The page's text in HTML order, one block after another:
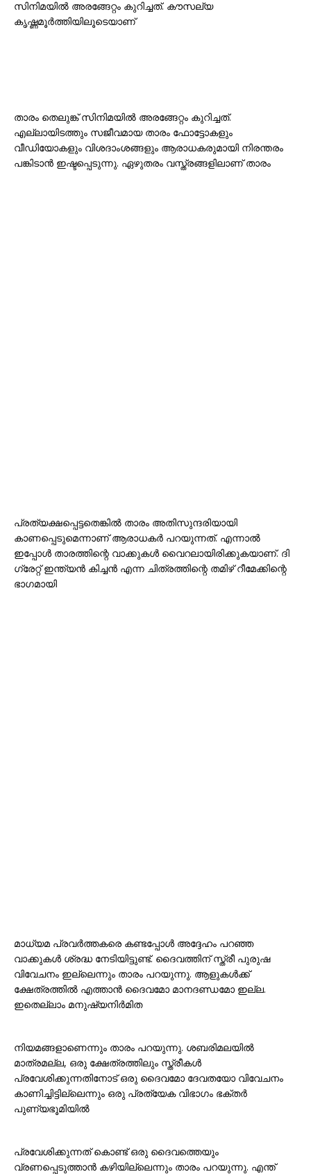
സിനിമയിൽ അരങ്ങേറ്റം കുറിച്ചത്. കൗസല്യ
കൃഷ്ണമൂർത്തിയിലൂടെയാണ്
താരം തെലുങ്ക് സിനിമയിൽ അരങ്ങേറ്റം കുറിച്ചത്.
എല്ലായിടത്തും സജീവമായ താരം ഫോട്ടോകളും
വീഡിയോകളും വിശദാംശങ്ങളും ആരാധകരുമായി നിരന്തരം
പങ്കിടാൻ ഇഷ്ടപ്പെടുന്നു. ഏഴുതരം വസ്ത്രങ്ങളിലാണ് താരം
പ്രത്യക്ഷപ്പെട്ടതെങ്കിൽ താരം അതിസുന്ദരിയായി
കാണപ്പെടുമെന്നാണ് ആരാധകർ പറയുന്നത്. എന്നാൽ
ഇപ്പോൾ താരത്തിന്റെ വാക്കുകൾ വൈറലായിരിക്കുകയാണ്. ദി
ഗ്രേറ്റ് ഇന്ത്യൻ കിച്ചൻ എന്ന ചിത്രത്തിന്റെ തമിഴ് റീമേക്കിന്റെ
ഭാഗമായി
മാധ്യമ പ്രവർത്തകരെ കണ്ടപ്പോൾ അദ്ദേഹം പറഞ്ഞ
വാക്കുകൾ ശ്രദ്ധ നേടിയിട്ടുണ്ട്. ദൈവത്തിന് സ്ത്രീ പുരുഷ
വിവേചനം ഇല്ലെന്നും താരം പറയുന്നു. ആളുകൾക്ക്
ക്ഷേത്രത്തിൽ എത്താൻ ദൈവമോ മാനദണ്ഡമോ ഇല്ല.
ഇതെല്ലാം മനുഷ്യനിർമിത
നിയമങ്ങളാണെന്നും താരം പറയുന്നു. ശബരിമലയിൽ
മാത്രമല്ല, ഒരു ക്ഷേത്രത്തിലും സ്ത്രീകൾ
പ്രവേശിക്കുന്നതിനോട് ഒരു ദൈവമോ ദേവതയോ വിവേചനം
കാണിച്ചിട്ടില്ലെന്നും ഒരു പ്രത്യേക വിഭാഗം ഭക്തർ
പുണ്യഭൂമിയിൽ
പ്രവേശിക്കുന്നത് കൊണ്ട് ഒരു ദൈവത്തെയും
വ്രണപ്പെടുത്താൻ കഴിയില്ലെന്നും താരം പറയുന്നു. എന്ത്